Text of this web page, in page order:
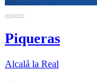
Piqueras
Alcalá la Real